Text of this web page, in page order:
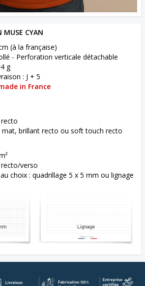
CYAN
(à la française)
- Perforation verticale détachable
g
: J + 5
in France
mat, brillant recto ou soft touch recto
verso
choix : quadrillage 5 x 5 mm ou lignage